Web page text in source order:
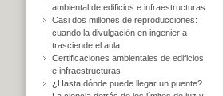
ambiental de edificios e infraestructuras
Casi dos millones de reproducciones:
cuando la divulgación en ingeniería
trasciende el aula
Certificaciones ambientales de edificios
e infraestructuras
¿Hasta dónde puede llegar un puente?